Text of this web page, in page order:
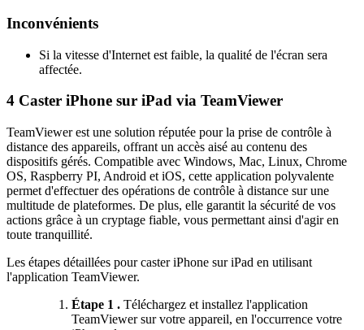
Inconvénients
Si la vitesse d'Internet est faible, la qualité de l'écran sera
affectée.
4 Caster iPhone sur iPad via TeamViewer
TeamViewer est une solution réputée pour la prise de contrôle à
distance des appareils, offrant un accès aisé au contenu des
dispositifs gérés. Compatible avec Windows, Mac, Linux, Chrome
OS, Raspberry PI, Android et iOS, cette application polyvalente
permet d'effectuer des opérations de contrôle à distance sur une
multitude de plateformes. De plus, elle garantit la sécurité de vos
actions grâce à un cryptage fiable, vous permettant ainsi d'agir en
toute tranquillité.
Les étapes détaillées pour caster iPhone sur iPad en utilisant
l'application TeamViewer.
Étape 1 . Téléchargez et installez l'application
TeamViewer sur votre appareil, en l'occurrence votre